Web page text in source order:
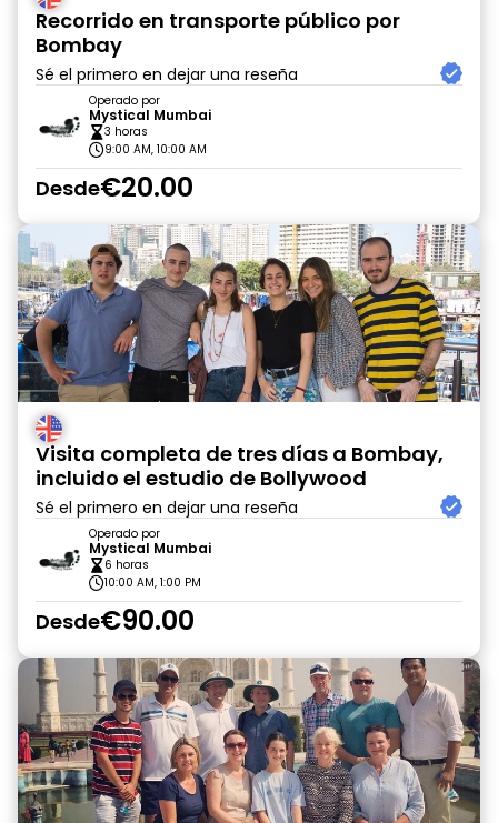
Recorrido en transporte público por
Bombay
Sé el primero en dejar una reseña
Operado por
Mystical Mumbai
3 horas
9:00 AM, 10:00 AM
Desde€20.00
Visita completa de tres días a Bombay,
incluido el estudio de Bollywood
Sé el primero en dejar una reseña
Operado por
Mystical Mumbai
6 horas
10:00 AM, 1:00 PM
Desde€90.00